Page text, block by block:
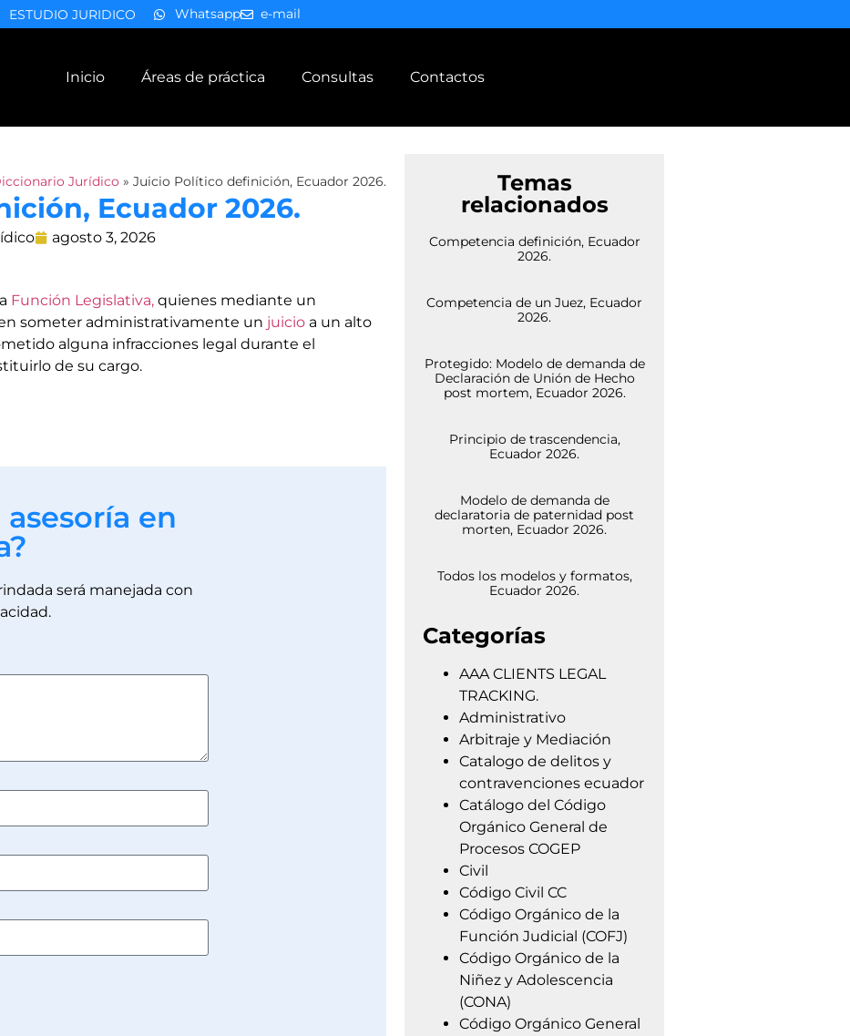
ESTUDIO JURIDICO Whatsapp e-mail
Inicio Áreas de práctica Consultas Contactos
Jurídico » Juicio Político definición, Ecuador 2026.
Ecuador 2026.
agosto 3, 2026
Función Legislativa, quienes mediante un
someter administrativamente un juicio a un alto
alguna infracciones legal durante el
de su cargo.
en
será manejada con
Temas
relacionados
Competencia definición, Ecuador
2026.
Competencia de un Juez, Ecuador
2026.
Protegido: Modelo de demanda de
Declaración de Unión de Hecho
post mortem, Ecuador 2026.
Principio de trascendencia,
Ecuador 2026.
Modelo de demanda de
declaratoria de paternidad post
morten, Ecuador 2026.
Todos los modelos y formatos,
Ecuador 2026.
Categorías
AAA CLIENTS LEGAL
TRACKING.
Administrativo
Arbitraje y Mediación
Catalogo de delitos y
contravenciones ecuador
Catálogo del Código
Orgánico General de
Procesos COGEP
Civil
Código Civil CC
Código Orgánico de la
Función Judicial (COFJ)
Código Orgánico de la
Niñez y Adolescencia
(CONA)
Código Orgánico General